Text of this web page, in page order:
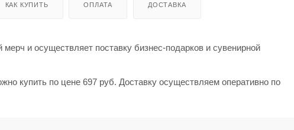
КАК КУПИТЬ ОПЛАТА ДОСТАВКА
и осуществляет поставку бизнес-подарков и сувенирной
купить по цене 697 руб. Доставку осуществляем оперативно по